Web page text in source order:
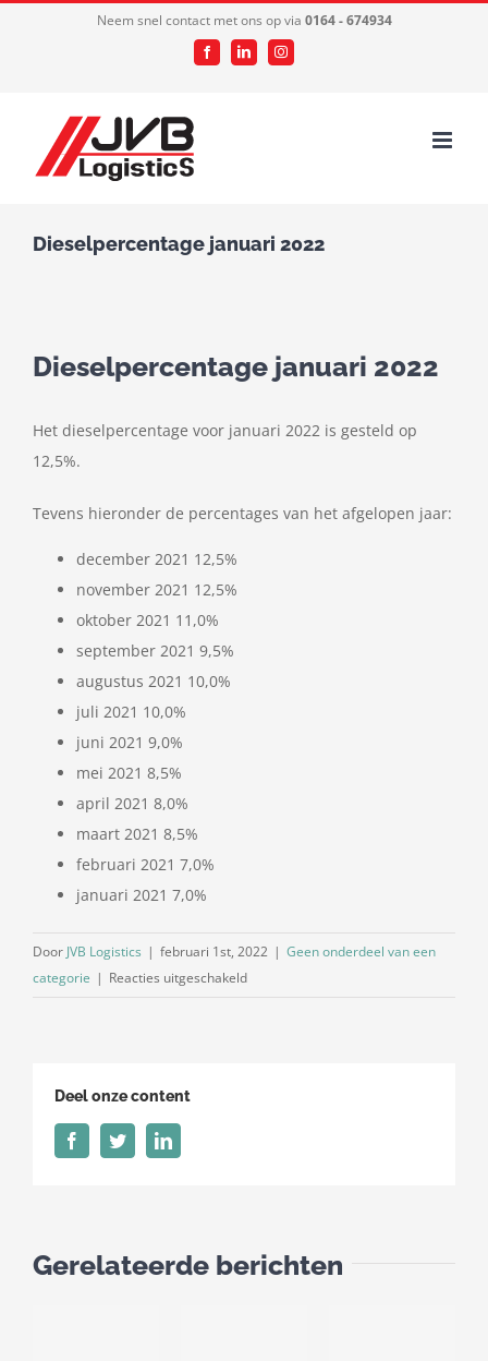
Neem snel contact met ons op via 0164 - 674934
FacebookLinkedInInstagram
Dieselpercentage januari 2022
Dieselpercentage januari 2022
Het dieselpercentage voor januari 2022 is gesteld op
12,5%.
Tevens hieronder de percentages van het afgelopen jaar:
december 2021 12,5%
november 2021 12,5%
oktober 2021 11,0%
september 2021 9,5%
augustus 2021 10,0%
juli 2021 10,0%
juni 2021 9,0%
mei 2021 8,5%
april 2021 8,0%
maart 2021 8,5%
februari 2021 7,0%
januari 2021 7,0%
Door JVB Logistics | februari 1st, 2022 | Geen onderdeel van een
categorie | Reacties uitgeschakeldvoor
Deel onze content
FacebookTwitterLinkedIn
Gerelateerde berichten